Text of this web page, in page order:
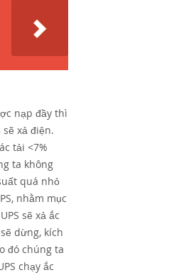
nạp đầy thì
sẽ xả điện.
tải <7%
ta không
quá nhỏ
nhằm mục
sẽ xả ắc
dừng, kích
đó chúng ta
chạy ắc